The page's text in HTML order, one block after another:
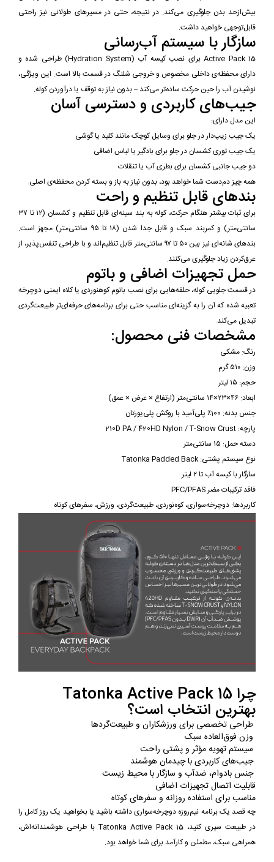
بیش‌ازحد بدن جلوگیری می‌کند. در نتیجه، حتی در مسیرهای طولانی نیز راحتی
قابل‌توجهی خواهید داشت.
سازگار با سیستم آب‌رسانی
Active Pack 15 برای نصب کیسه آب (Hydration System) طراحی شده و
دارای محفظه‌ی داخلی مخصوص و خروجی شلنگ در قسمت بالا است. این ویژگی،
نوشیدن آب را حین حرکت ساده‌تر می‌کند – بدون نیاز به توقف یا درآوردن کوله.
جیب‌های کاربردی و دسترسی آسان
این مدل دارای:
یک جیب زیپ‌دار در جلو برای وسایل کوچک مانند کلید یا گوشی
یک جیب توری کشسان در جلو برای بادگیر یا لباس اضافی
دو جیب جانبی کشسان برای بطری آب یا تنقلات
همه چیز دم‌دست شما خواهد بود، بدون نیاز به باز و بسته کردن محفظه‌ی اصلی.
بندهای قابل تنظیم و راحت
برای ثبات بیشتر هنگام حرکت، کوله به بند سینه‌ای قابل تنظیم و کشسان (۱۲ تا ۳۷
سانتی‌متر) و کمربند سبک و قابل جدا شدن (۱۸ تا ۹۵ سانتی‌متر) مجهز است.
بندهای شانه‌ای نیز بین ۵۰ تا ۹۷ سانتی‌متر قابل تنظیم‌اند و با طراحی تنفس‌پذیر، از
عرق‌کردن زیاد جلوگیری می‌کنند.
حمل تجهیزات اضافی و باتوم
در قسمت جلویی کوله، حلقه‌هایی برای نصب باتوم کوهنوردی یا کلاه ایمنی دوچرخه
تعبیه شده که آن را به گزینه‌ای مناسب حتی برای برنامه‌های حرفه‌ای‌تر طبیعت‌گردی
تبدیل می‌کند.
مشخصات فنی محصول:
رنگ: مشکی
وزن: ۵۱۰ گرم
حجم: ۱۵ لیتر
ابعاد: ۴۶×۲۳×۱۴ سانتی‌متر (ارتفاع × عرض × عمق)
جنس بدنه: 100٪ پلی‌آمید با روکش پلی‌یورتان
پارچه: 210D PA / 420HD Nylon / T-Snow Crust
دسته حمل: ۱۵ سانتی‌متر
نوع سیستم پشتی: Tatonka Padded Back
سازگار با کیسه آب تا ۲ لیتر
فاقد ترکیبات مضر PFC/PFAS
کاربردها: دوچرخه‌سواری، کوه‌نوردی، طبیعت‌گردی، ورزش، سفرهای کوتاه
چرا Tatonka Active Pack 15
بهترین انتخاب است؟
طراحی تخصصی برای ورزشکاران و طبیعت‌گردها
وزن فوق‌العاده سبک
سیستم تهویه مؤثر و پشتی راحت
جیب‌های کاربردی با چیدمان هوشمند
جنس بادوام، ضدآب و سازگار با محیط زیست
قابلیت اتصال تجهیزات اضافی
مناسب برای استفاده روزانه و سفرهای کوتاه
چه قصد یک برنامه نیم‌روزه دوچرخه‌سواری داشته باشید یا بخواهید یک روز کامل را
در طبیعت سپری کنید، Tatonka Active Pack 15 با طراحی هوشمندانه‌اش،
همراهی سبک، مطمئن و کارآمد برای شما خواهد بود.